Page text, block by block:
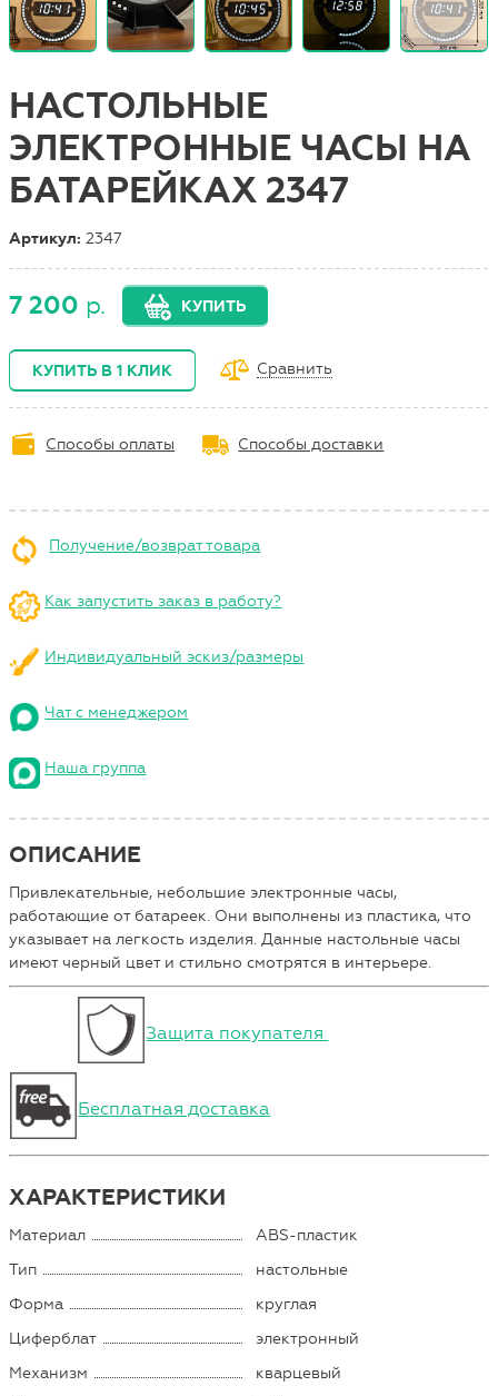
НАСТОЛЬНЫЕ
ЭЛЕКТРОННЫЕ ЧАСЫ НА
БАТАРЕЙКАХ 2347
Артикул:2347
7 200 р. КУПИТЬ
КУПИТЬ В 1 КЛИК Сравнить
Способы оплаты Способы доставки
Получение/возврат товара
Как запустить заказ в работу?
Индивидуальный эскиз/размеры
Чат с менеджером
Наша группа
ОПИСАНИЕ
Привлекательные, небольшие электронные часы,
работающие от батареек. Они выполнены из пластика, что
указывает на легкость изделия. Данные настольные часы
имеют черный цвет и стильно смотрятся в интерьере.
Защита покупателя
Бесплатная доставка
ХАРАКТЕРИСТИКИ
Материал
ABS-пластик
Тип
настольные
Форма
круглая
Циферблат
электронный
Механизм
кварцевый